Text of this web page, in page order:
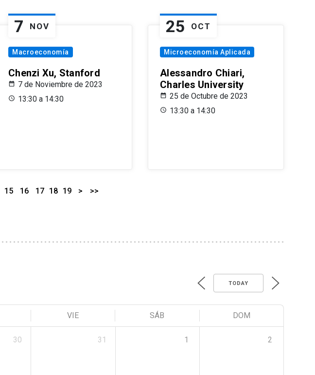
7 NOV
Macroeconomía
Chenzi Xu, Stanford
7 de Noviembre de 2023
13:30 a 14:30
25 OCT
Microeconomía Aplicada
Alessandro Chiari,
Charles University
25 de Octubre de 2023
13:30 a 14:30
15 16 17 18 19 > >>
TODAY
VIE SÁB DOM
30 31 1 2